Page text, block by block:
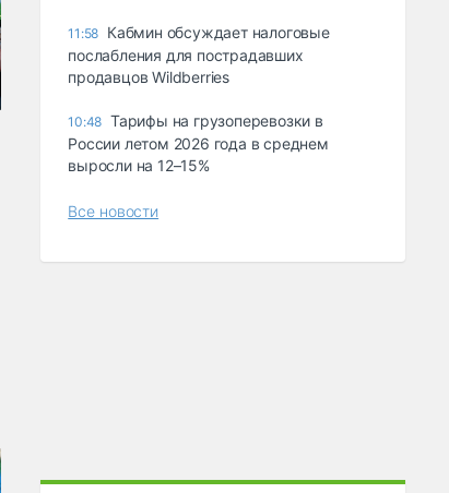
11:58 Кабмин обсуждает налоговые
послабления для пострадавших
продавцов Wildberries
10:48 Тарифы на грузоперевозки в
России летом 2026 года в среднем
выросли на 12–15%
Все новости